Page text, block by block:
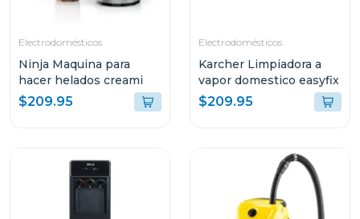
Electrodomésticos
Ninja Maquina para
hacer helados creami
$209.95
Electrodomésticos
Karcher Limpiadora a
vapor domestico easyfix
$209.95